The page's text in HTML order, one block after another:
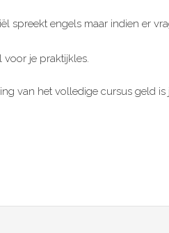
spreekt engels maar indien er
je praktijkles.
van het volledige cursus geld